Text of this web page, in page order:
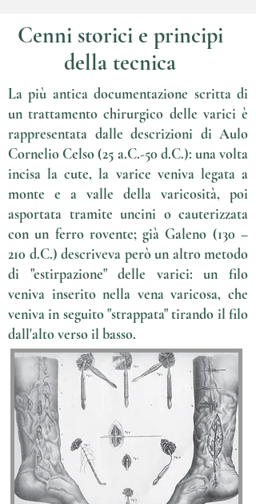
Cenni storici e principi
della tecnica
La più antica documentazione scritta di
un trattamento chirurgico delle varici è
rappresentata dalle descrizioni di Aulo
Cornelio Celso (25 a.C.-50 d.C.): una volta
incisa la cute, la varice veniva legata a
monte e a valle della varicosità, poi
asportata tramite uncini o cauterizzata
con un ferro rovente; già Galeno (130 –
210 d.C.) descriveva però un altro metodo
di "estirpazione" delle varici: un filo
veniva inserito nella vena varicosa, che
veniva in seguito "strappata" tirando il filo
dall'alto verso il basso.